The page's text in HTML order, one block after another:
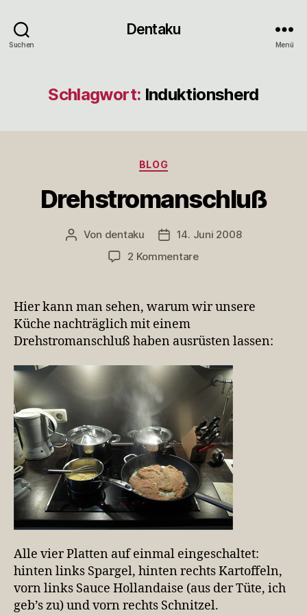
Suchen
Dentaku
Menü
Schlagwort: Induktionsherd
Kategorien
BLOG
Drehstromanschluß
Beitragsautor
Von dentaku Veröffentlichungsdatum
14. Juni 2008
2 Kommentarezu
Hier kann man sehen, warum wir unsere
Küche nachträglich mit einem
Drehstromanschluß haben ausrüsten lassen:
Alle vier Platten auf einmal eingeschaltet:
hinten links Spargel, hinten rechts Kartoffeln,
vorn links Sauce Hollandaise (aus der Tüte, ich
geb’s zu) und vorn rechts Schnitzel.